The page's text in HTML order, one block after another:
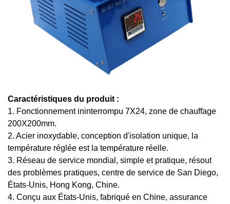
Caractéristiques du produit :
1. Fonctionnement ininterrompu 7X24, zone de chauffage
200X200mm.
2. Acier inoxydable, conception d'isolation unique, la
température réglée est la température réelle.
3. Réseau de service mondial, simple et pratique, résout
des problèmes pratiques, centre de service de San Diego,
États-Unis, Hong Kong, Chine.
4. Conçu aux États-Unis, fabriqué en Chine, assurance